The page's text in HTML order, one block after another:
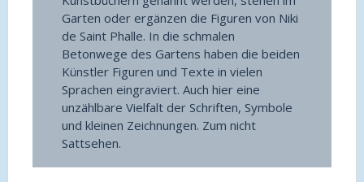
Garten oder ergänzen die Figuren von Niki
de Saint Phalle. In die schmalen
Betonwege des Gartens haben die beiden
Künstler Figuren und Texte in vielen
Sprachen eingraviert. Auch hier eine
unzählbare Vielfalt der Schriften, Symbole
und kleinen Zeichnungen. Zum nicht
Sattsehen.